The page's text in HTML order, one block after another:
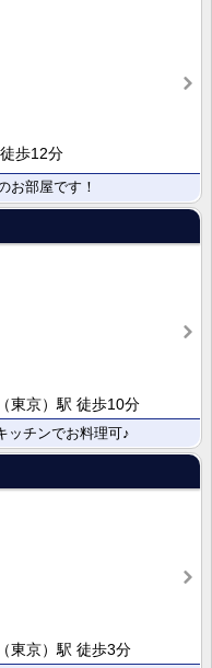
歩12分
お部屋です！
東京）駅 徒歩10分
ッチンでお料理可♪
東京）駅 徒歩3分